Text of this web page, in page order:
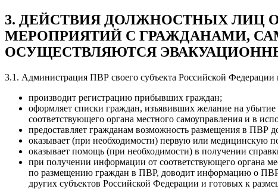
3. ДЕЙСТВИЯ ДОЛЖНОСТНЫХ ЛИЦ
МЕРОПРИЯТИЙ С ГРАЖДАНАМИ,
ОСУЩЕСТВЛЯЮТСЯ
3.1. Администрация ПВР своего субъекта Российской
производит регистрацию прибывших граждан;
оформляет списки граждан, изъявивших желание на
соответствующего органа местного самоуправления и в
предоставляет гражданам возможность размещения в ПВР
оказывает (при необходимости) первую или медицинскую
оказывает помощь (при необходимости) в получении
при получении информации от соответствующего органа
по размещению граждан в ПВР, доводит информацию о ПВР
других субъектов Российской Федерации и готовых к